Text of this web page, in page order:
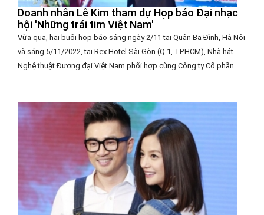
Doanh nhân Lê Kim tham dự Họp báo Đại nhạc
hội 'Những trái tim Việt Nam'
Vừa qua, hai buổi họp báo sáng ngày 2/11 tại Quận Ba Đình, Hà Nội
và sáng 5/11/2022, tại Rex Hotel Sài Gòn (Q.1, TP.HCM), Nhà hát
Nghệ thuật Đương đại Việt Nam phối hợp cùng Công ty Cổ phần...